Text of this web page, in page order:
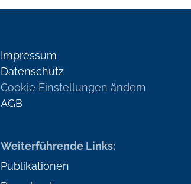
Impressum
Datenschutz
Cookie Einstellungen ändern
AGB
Weiterführende Links:
Publikationen